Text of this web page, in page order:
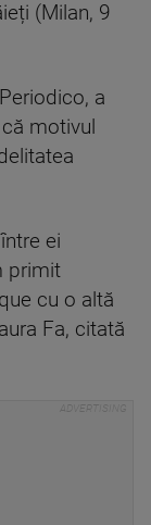
(Milan, 9
a
motivul
ei
primit
cu o altă
Fa, citată